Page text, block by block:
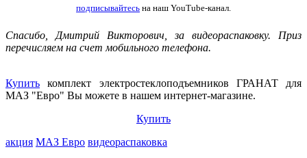
подписывайтесь на наш YouTube-канал.
Спасибо, Дмитрий Викторович , за видеораспаковку. Приз
перечисляем на счет мобильного телефона.
Купить комплект электростеклоподъемников ГРАНАТ для
МАЗ "Евро" Вы можете в нашем интернет-магазине.
Купить
акция МАЗ Евро видеораспаковка